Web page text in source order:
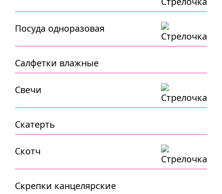
Посуда одноразовая
Салфетки влажные
Свечи
Скатерть
Скотч
Скрепки канцелярские